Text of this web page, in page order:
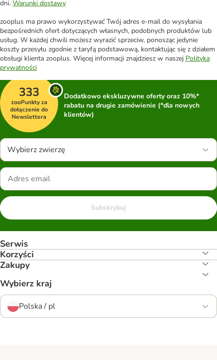
dni. Warunki dostawy
zooplus ma prawo wykorzystywać Twój adres e-mail do wysyłania
bezpośrednich ofert dotyczących własnych, podobnych produktów lub
usług. W każdej chwili możesz wyrazić sprzeciw, ponosząc jedynie
koszty przesyłu zgodnie z taryfą podstawową, kontaktując się z działem
obsługi klienta zooplus. Więcej informacji znajdziesz w naszej Polityka
prywatności
333
zooPunkty za
dołączenie do
Newslettera
Dodatkowo ekskluzywne oferty oraz 10%*
rabatu na drugie zamówienie (*dla nowych
klientów)
Wybierz zwierzę
Subskrybuj
Serwis
Korzyści
Zakupy
Wybierz kraj
Polska / pl